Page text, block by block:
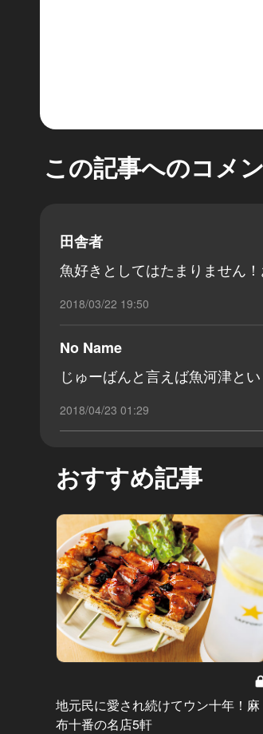
この記事へのコメ
田舎者
魚好きとしてはたまりません
2018/03/22 19:50
No Name
じゅーばんと言えば魚河津と
2018/04/23 01:29
おすすめ記事
地元民に愛され続けてウン十年！麻
布十番の名店5軒